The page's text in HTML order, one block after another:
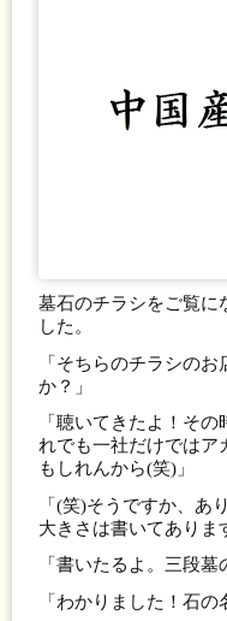
墓石のチラシをご覧に
した。
「そちらのチラシの
か？」
「聴いてきたよ！そ
れでも一社だけではア
もしれんから(笑)」
「(笑)そうですか、あ
大きさは書いてありま
「書いたるよ。三段墓
「わかりました！石の